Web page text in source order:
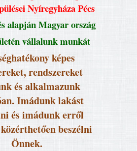
Nyíregyháza Pécs
alapján Magyar ország
vállalunk munkát
képes
rendszereket
és alkalmazunk
Imádunk lakást
és imádunk erről
beszélni
Önnek.